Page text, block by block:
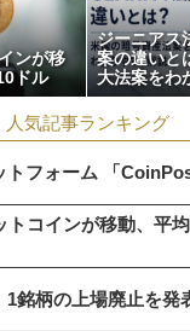
ンが移
ドル
ジーニアス
案の違いと
大法案をわ
人気記事ランキング
トフォーム 「
トコインが移動、平
1銘柄の上場廃止を発